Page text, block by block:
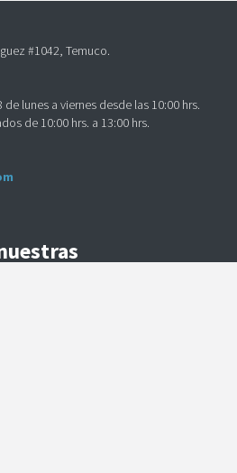
#1042, Temuco.
lunes a viernes desde las 10:00 hrs.
de 10:00 hrs. a 13:00 hrs.